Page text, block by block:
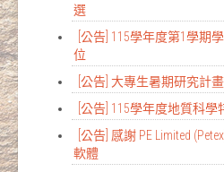
選
[公告] 115學年度第1學期
位
[公告] 大專生暑期研究計畫
[公告] 115學年度地質科
[公告] 感謝 PE Limited
軟體